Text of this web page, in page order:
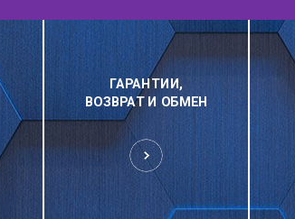
ГАРАНТИИ,
ВОЗВРАТ И ОБМЕН